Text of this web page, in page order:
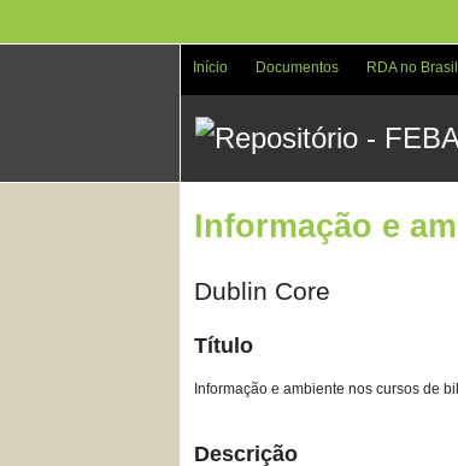
Início Documentos RDA no Brasil
Informação e
Dublin Core
Título
Informação e ambiente nos cursos de
Descrição